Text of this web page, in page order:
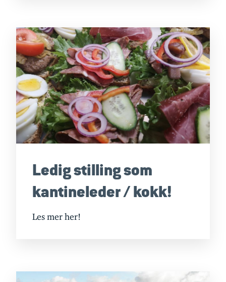
Ledig stilling som
kantineleder / kokk!
Les mer her!